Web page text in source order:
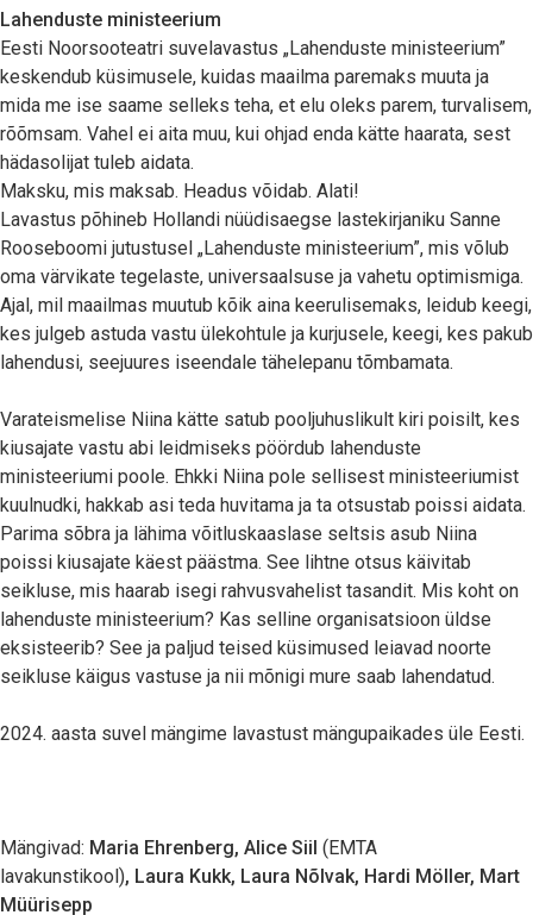
Lahenduste ministeerium
Eesti Noorsooteatri suvelavastus „Lahenduste ministeerium”
keskendub küsimusele, kuidas maailma paremaks muuta ja
mida me ise saame selleks teha, et elu oleks parem, turvalisem,
rõõmsam. Vahel ei aita muu, kui ohjad enda kätte haarata, sest
hädasolijat tuleb aidata.
Maksku, mis maksab. Headus võidab. Alati!
Lavastus põhineb Hollandi nüüdisaegse lastekirjaniku Sanne
Rooseboomi jutustusel „Lahenduste ministeerium”, mis võlub
oma värvikate tegelaste, universaalsuse ja vahetu optimismiga.
Ajal, mil maailmas muutub kõik aina keerulisemaks, leidub keegi,
kes julgeb astuda vastu ülekohtule ja kurjusele, keegi, kes pakub
lahendusi, seejuures iseendale tähelepanu tõmbamata.
Varateismelise Niina kätte satub pooljuhuslikult kiri poisilt, kes
kiusajate vastu abi leidmiseks pöördub lahenduste
ministeeriumi poole. Ehkki Niina pole sellisest ministeeriumist
kuulnudki, hakkab asi teda huvitama ja ta otsustab poissi aidata.
Parima sõbra ja lähima võitluskaaslase seltsis asub Niina
poissi kiusajate käest päästma. See lihtne otsus käivitab
seikluse, mis haarab isegi rahvusvahelist tasandit. Mis koht on
lahenduste ministeerium? Kas selline organisatsioon üldse
eksisteerib? See ja paljud teised küsimused leiavad noorte
seikluse käigus vastuse ja nii mõnigi mure saab lahendatud.
2024. aasta suvel mängime lavastust mängupaikades üle Eesti.
Mängivad: Maria Ehrenberg, Alice Siil (EMTA
lavakunstikool), Laura Kukk, Laura Nõlvak, Hardi Möller, Mart
Müürisepp